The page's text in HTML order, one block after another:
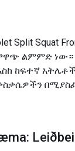
Split Squat
ልምምድ ነው።
ከፍተኛ